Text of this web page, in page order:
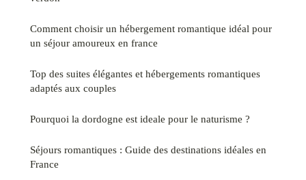
Comment choisir un hébergement romantique idéal pour
un séjour amoureux en france
Top des suites élégantes et hébergements romantiques
adaptés aux couples
Pourquoi la dordogne est ideale pour le naturisme ?
Séjours romantiques : Guide des destinations idéales en
France